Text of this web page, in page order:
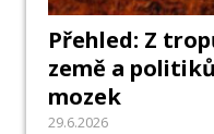
Přehled: Z
země a
mozek
29.6.2026